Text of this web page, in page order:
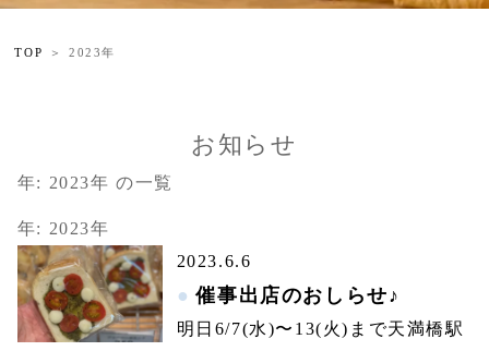
TOP 2023年
お知らせ
年: 2023年 の一覧
年: 2023年
2023.6.6
催事出店のおしらせ♪
明日6/7(水)〜13(火)まで天満橋駅